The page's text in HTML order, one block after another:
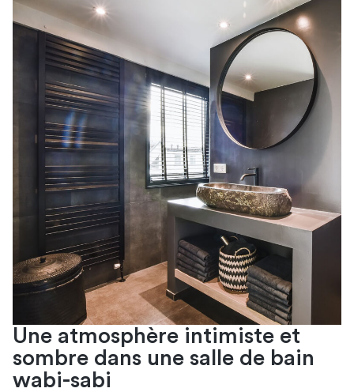
Une atmosphère intimiste et
sombre dans une salle de bain
wabi-sabi